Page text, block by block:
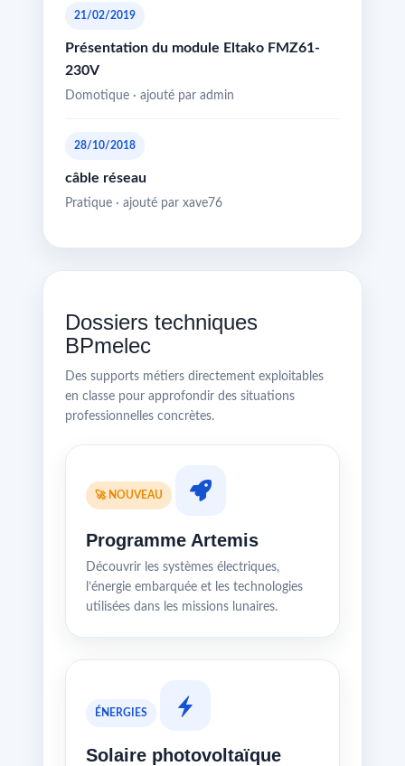
21/02/2019
Présentation du module Eltako FMZ61-
230V
Domotique · ajouté par admin
28/10/2018
câble réseau
Pratique · ajouté par xave76
Dossiers techniques
BPmelec
Des supports métiers directement exploitables
en classe pour approfondir des situations
professionnelles concrètes.
🚀 NOUVEAU
Programme Artemis
Découvrir les systèmes électriques,
l’énergie embarquée et les technologies
utilisées dans les missions lunaires.
ÉNERGIES
Solaire photovoltaïque